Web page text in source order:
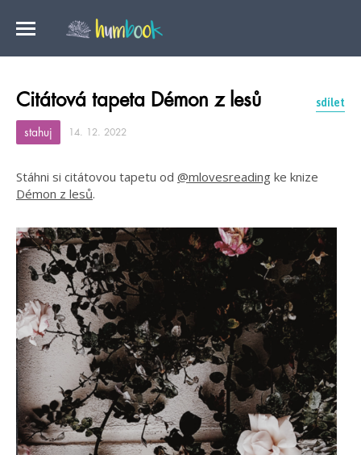
Citátová tapeta Démon z lesů sdílet
stahuj 14. 12. 2022
Stáhni si citátovou tapetu od @mlovesreading ke knize
Démon z lesů.